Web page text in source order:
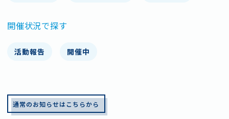
開催状況で探す
活動報告 開催中
通常のお知らせはこちらから